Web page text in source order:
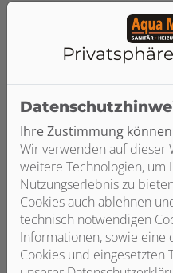
Klima- und
Wenn die
werden, heizen
Ihre Zustimmung
Wir verwenden auf dieser
weitere Technologien, um
Nutzungserlebnis zu
Cookies auch ablehnen
technisch notwendigen
Informationen, sowie
Cookies und eingesetzten